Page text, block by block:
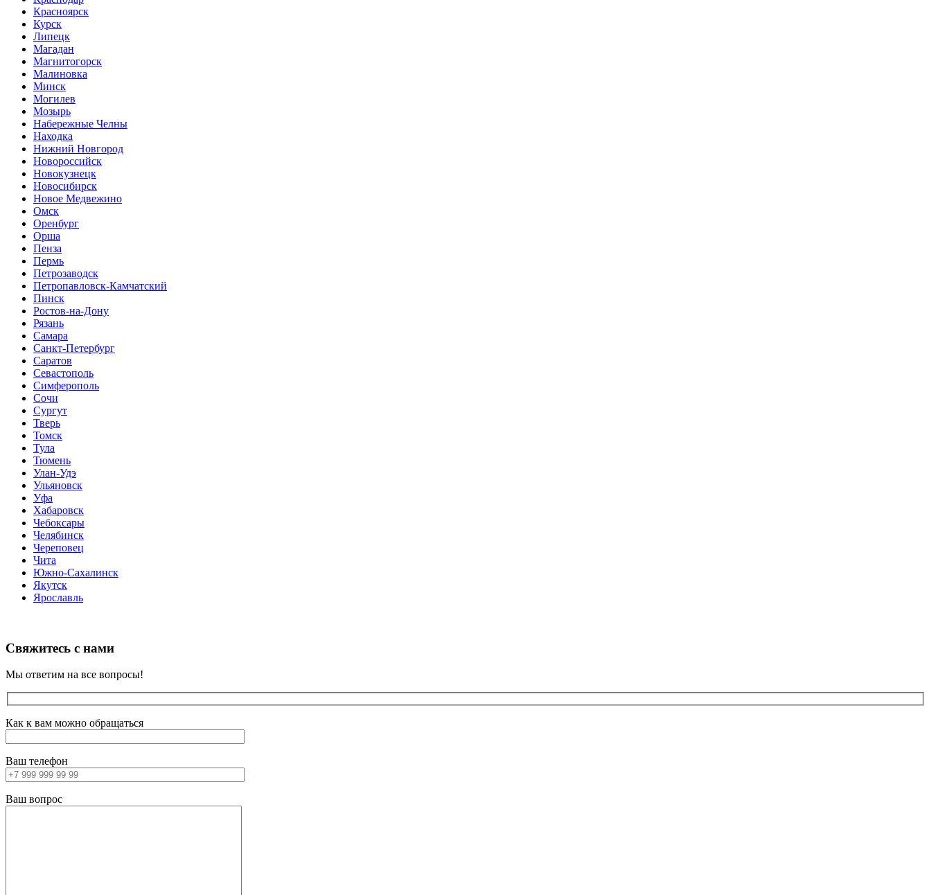
Красноярск
Курск
Липецк
Магадан
Магнитогорск
Малиновка
Минск
Могилев
Мозырь
Набережные Челны
Находка
Нижний Новгород
Новороссийск
Новокузнецк
Новосибирск
Новое Медвежино
Омск
Оренбург
Орша
Пенза
Пермь
Петрозаводск
Петропавловск-Камчатский
Пинск
Ростов-на-Дону
Рязань
Самара
Санкт-Петербург
Саратов
Севастополь
Симферополь
Сочи
Сургут
Тверь
Томск
Тула
Тюмень
Улан-Удэ
Ульяновск
Уфа
Хабаровск
Чебоксары
Челябинск
Череповец
Чита
Южно-Сахалинск
Якутск
Ярославль
Свяжитесь с нами
Мы ответим на все вопросы!
Как к вам можно обращаться
Ваш телефон
Ваш вопрос